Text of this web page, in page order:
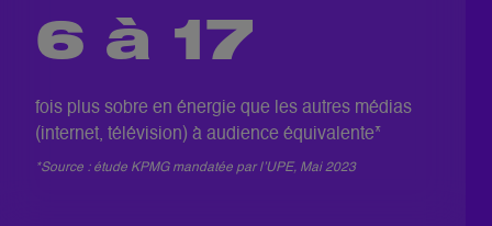
6 à 17
fois plus sobre en énergie que les autres médias
(internet, télévision) à audience équivalente*
*Source : étude KPMG mandatée par l’UPE, Mai 2023